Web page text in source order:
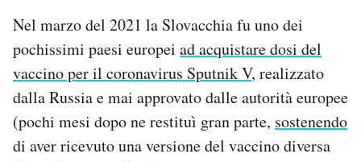
Nel marzo del 2021 la Slovacchia fu uno dei
pochissimi paesi europei ad acquistare dosi del
vaccino per il coronavirus Sputnik V, realizzato
dalla Russia e mai approvato dalle autorità europee
(pochi mesi dopo ne restituì gran parte, sostenendo
di aver ricevuto una versione del vaccino diversa